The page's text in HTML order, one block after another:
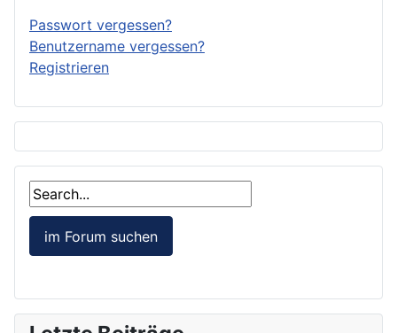
Passwort vergessen?
Benutzername vergessen?
Registrieren